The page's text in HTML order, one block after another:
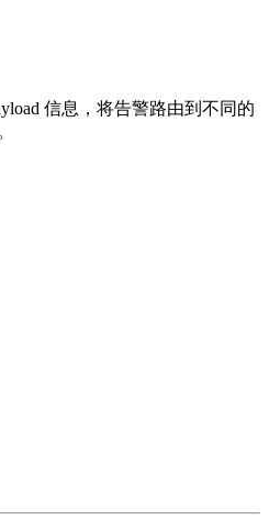
信息，将告警路由到不同的